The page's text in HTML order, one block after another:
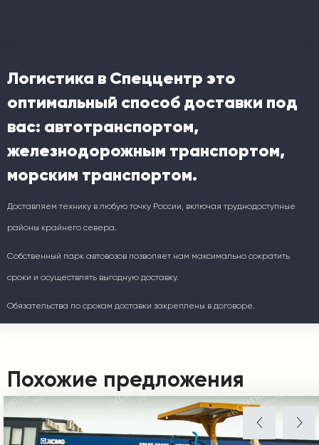
Логистика в Спеццентр это
оптимальный способ доставки под
вас: автотранспортом,
железнодорожным транспортом,
морским транспортом.
Доставляем технику в любую точку России, включая труднодоступные
районы крайнего севера.
Собственный парк автовозов позволяет нам максимально сократить
сроки и осуществлять выгодную доставку.
Обязательства по срокам доставки закреплены в договоре.
Похожие предложения